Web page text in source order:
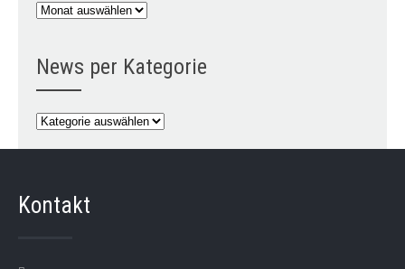
News
News per Kategorie
News
Kontakt